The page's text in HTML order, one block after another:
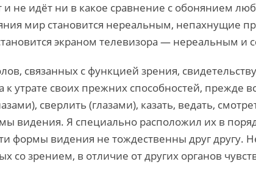
и не идёт ни в какое сравнение с обонянием
мир становится нереальным, непахнущие
экраном телевизора — нереальным и
связанных с функцией зрения,
своих прежних способностей, прежде
сверлить (глазами), казать, ведать,
видения. Я специально расположил их в
формы видения не тождественны друг другу.
со зрением, в отличие от других органов